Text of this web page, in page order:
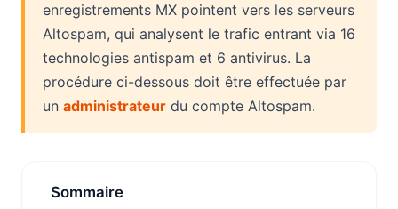
enregistrements MX pointent vers les serveurs
Altospam, qui analysent le trafic entrant via 16
technologies antispam et 6 antivirus. La
procédure ci-dessous doit être effectuée par
un administrateur du compte Altospam.
Sommaire